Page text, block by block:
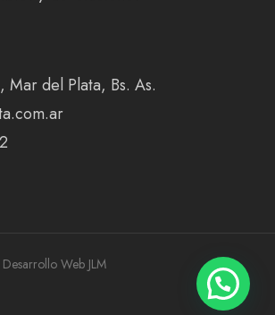
Mar del Plata, Bs. As.
Desarrollo Web JLM